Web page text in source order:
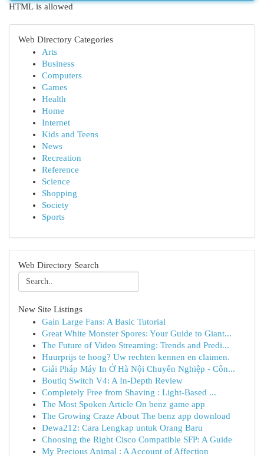
HTML is allowed
Web Directory Categories
Arts
Business
Computers
Games
Health
Home
Internet
Kids and Teens
News
Recreation
Reference
Science
Shopping
Society
Sports
Web Directory Search
New Site Listings
Gain Large Fans: A Basic Tutorial
Great White Monster Spores: Your Guide to Giant...
The Future of Video Streaming: Trends and Predi...
Huurprijs te hoog? Uw rechten kennen en claimen.
Giải Pháp Máy In Ở Hà Nội Chuyên Nghiệp - Côn...
Boutiq Switch V4: A In-Depth Review
Completely Free from Shaving : Light-Based ...
The Most Spoken Article On benz game app
The Growing Craze About The benz app download
Dewa212: Cara Lengkap untuk Orang Baru
Choosing the Right Cisco Compatible SFP: A Guide
My Precious Animal : A Account of Affection